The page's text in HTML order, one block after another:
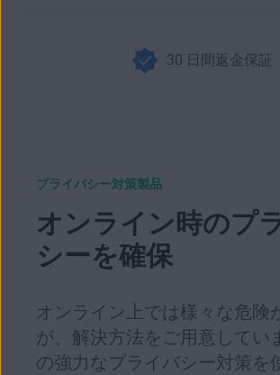
30 日間返金保証
プライバシー対策製品
オンライン時のプ
シーを確保
オンライン上では様々な危険
が、解決方法をご用意してい
の強力なプライバシー対策を